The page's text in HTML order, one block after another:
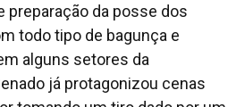
preparação da posse dos
todo tipo de bagunça e
alguns setores da
já protagonizou cenas